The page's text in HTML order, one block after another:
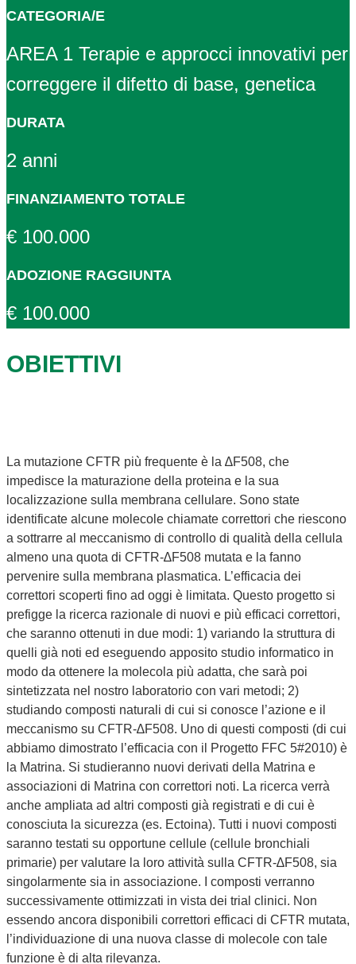
CATEGORIA/E
AREA 1 Terapie e approcci innovativi per
correggere il difetto di base, genetica
DURATA
2 anni
FINANZIAMENTO TOTALE
€ 100.000
ADOZIONE RAGGIUNTA
€ 100.000
OBIETTIVI
La mutazione CFTR più frequente è la ∆F508, che
impedisce la maturazione della proteina e la sua
localizzazione sulla membrana cellulare. Sono state
identificate alcune molecole chiamate correttori che riescono
a sottrarre al meccanismo di controllo di qualità della cellula
almeno una quota di CFTR-∆F508 mutata e la fanno
pervenire sulla membrana plasmatica. L’efficacia dei
correttori scoperti fino ad oggi è limitata. Questo progetto si
prefigge la ricerca razionale di nuovi e più efficaci correttori,
che saranno ottenuti in due modi: 1) variando la struttura di
quelli già noti ed eseguendo apposito studio informatico in
modo da ottenere la molecola più adatta, che sarà poi
sintetizzata nel nostro laboratorio con vari metodi; 2)
studiando composti naturali di cui si conosce l’azione e il
meccanismo su CFTR-∆F508. Uno di questi composti (di cui
abbiamo dimostrato l’efficacia con il Progetto FFC 5#2010) è
la Matrina. Si studieranno nuovi derivati della Matrina e
associazioni di Matrina con correttori noti. La ricerca verrà
anche ampliata ad altri composti già registrati e di cui è
conosciuta la sicurezza (es. Ectoina). Tutti i nuovi composti
saranno testati su opportune cellule (cellule bronchiali
primarie) per valutare la loro attività sulla CFTR-∆F508, sia
singolarmente sia in associazione. I composti verranno
successivamente ottimizzati in vista dei trial clinici. Non
essendo ancora disponibili correttori efficaci di CFTR mutata,
l’individuazione di una nuova classe di molecole con tale
funzione è di alta rilevanza.